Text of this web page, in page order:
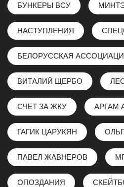
БУНКЕРЫ ВСУ
НАСТУПЛЕНИЯ
БЕЛОРУССКАЯ
ВИТАЛИЙ ЩЕРБО
СЧЕТ ЗА ЖКУ АРГАМ
ГАГИК ЦАРУКЯН
ПАВЕЛ ЖАВНЕРОВ
ОПОЗДАНИЯ